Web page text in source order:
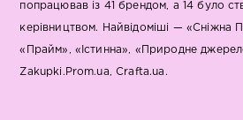
попрацював із 41 брендом, а 14 було
керівництвом. Найвідоміші — «Сніжна
«Прайм», «Істинна», «Природне
Zakupki.Prom.ua, Crafta.ua.